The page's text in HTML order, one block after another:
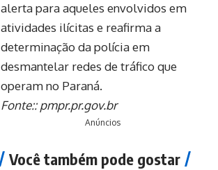
alerta para aqueles envolvidos em
atividades ilícitas e reafirma a
determinação da polícia em
desmantelar redes de tráfico que
operam no Paraná.
Fonte::pmpr.pr.gov.br
Anúncios
Você também pode gostar